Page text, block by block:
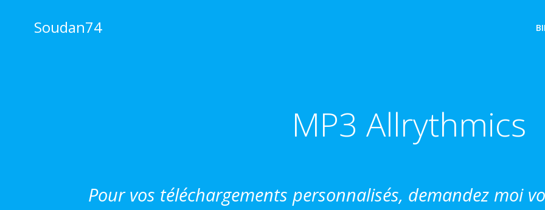
contenuSoudan74
MP3 Allrythmics
Pour vos téléchargements personnalisés, demandez moi